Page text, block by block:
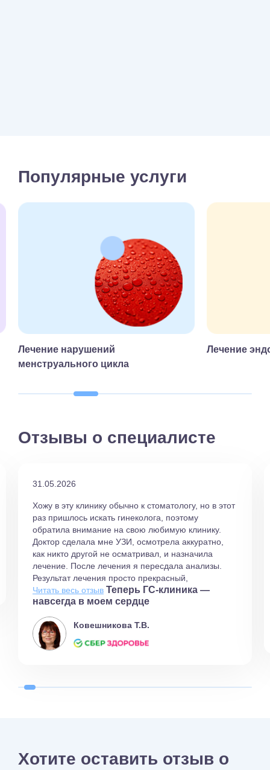
Популярные услуги
Лечение нарушений
менструального цикла
Лечение
Отзывы о специалисте
31.05.2026
Хожу в эту клинику обычно к стоматологу, но в этот
раз пришлось искать гинеколога, поэтому
обратила внимание на свою любимую клинику.
Доктор сделала мне УЗИ, осмотрела аккуратно,
как никто другой не осматривал, и назначила
лечение. После лечения я пересдала анализы.
Результат лечения просто прекрасный,
беспокойства по своему вопросу больше не
испытывала. Благодарна этому доктору.
Читать весь отзыв Теперь ГС-клиника —
навсегда в моем сердце
Ковешникова Т.В.
Хотите оставить отзыв о